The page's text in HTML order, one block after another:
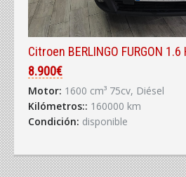
Citroen BERLINGO FURGON
8.900€
Motor: 1600 cm³ 75cv, Diésel
Kilómetros:: 160000 km
Condición: disponible